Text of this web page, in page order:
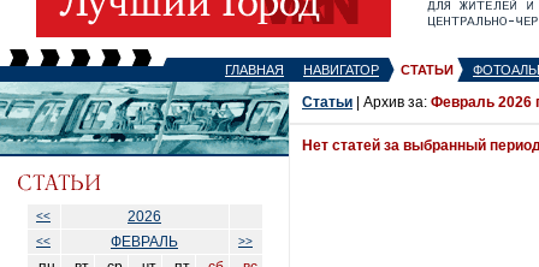
ГЛАВНАЯ НАВИГАТОР СТАТЬИ
<< 2026
<< ФЕВРАЛЬ >>
Статьи | Архив за: Февраль 2026
Нет статей за выбранный